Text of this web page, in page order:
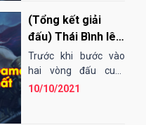
(Tổng kết giải
đấu) Thái Bình lên
ngôi vô địch, Sài
Gòn gây bất ngờ
phút cuối
Trước khi bước vào
hai vòng đấu cuối,
Thái Bình vẫn là đội
10/10/2021